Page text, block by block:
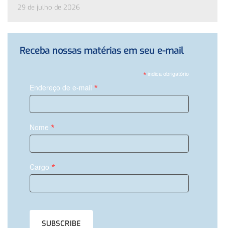
29 de julho de 2026
Receba nossas matérias em seu e-mail
*indica obrigatório
Endereço de e-mail *
Nome *
Cargo *